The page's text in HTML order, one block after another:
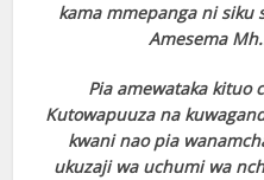
kama mmepanga ni siku
Amesema
Pia amewataka kituo
Kutowapuuza na
kwani nao pia
ukuzaji wa uchumi wa